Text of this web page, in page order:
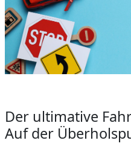
Der ultimative
Auf der